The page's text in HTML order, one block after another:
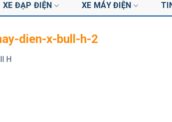
XE ĐẠP ĐIỆN XE MÁY ĐIỆN
dien-x-bull-h-2
H